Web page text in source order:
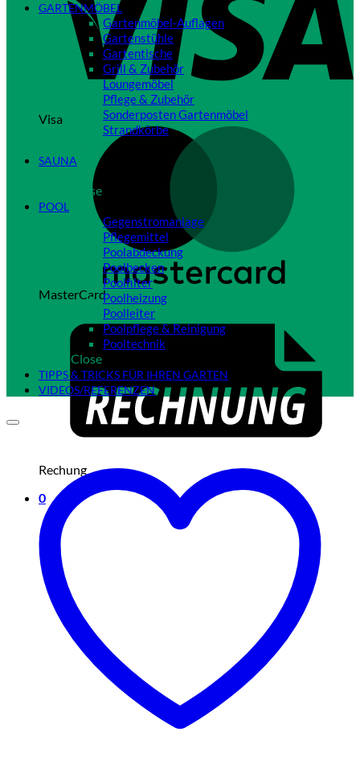
Visa
MasterCard
Rechung
0
GARTENMÖBEL
Gartenmöbel-Auflagen
Gartenstühle
Gartentische
Grill & Zubehör
Loungemöbel
Pflege & Zubehör
Sonderposten Gartenmöbel
Strandkörbe
SAUNA
Close
POOL
Gegenstromanlage
Pflegemittel
Poolabdeckung
Poolbecken
Poolfilter
Poolheizung
Poolleiter
Poolpflege & Reinigung
Pooltechnik
Close
TIPPS & TRICKS FÜR IHREN GARTEN
VIDEOS/REFERENZEN